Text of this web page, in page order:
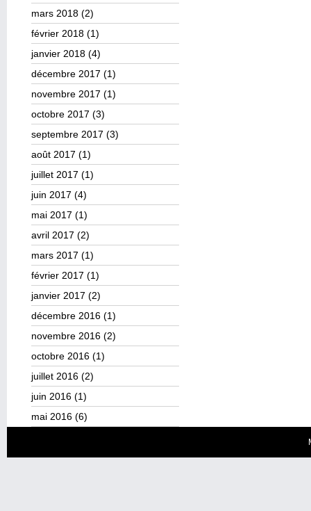
mars 2018 (2)
février 2018 (1)
janvier 2018 (4)
décembre 2017 (1)
novembre 2017 (1)
octobre 2017 (3)
septembre 2017 (3)
août 2017 (1)
juillet 2017 (1)
juin 2017 (4)
mai 2017 (1)
avril 2017 (2)
mars 2017 (1)
février 2017 (1)
janvier 2017 (2)
décembre 2016 (1)
novembre 2016 (2)
octobre 2016 (1)
juillet 2016 (2)
juin 2016 (1)
mai 2016 (6)